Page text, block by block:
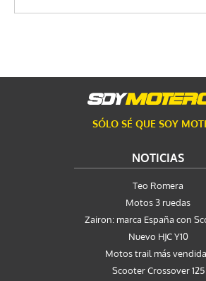
SÓLO SÉ QUE SOY
NOTICIAS
Teo Romera
Motos 3 ruedas
Zairon: marca España con
Nuevo HJC Y10
Motos trail más
Scooter Crossover 125